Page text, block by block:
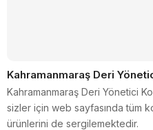
Kahramanmaraş Deri
Kahramanmaraş Deri Yönetici
sizler için web sayfasında tüm
ürünlerini de sergilemektedir.